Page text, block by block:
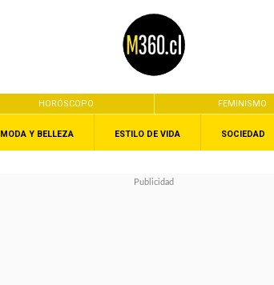
HORÓSCOPO FEMINISMO
MODA Y BELLEZA ESTILO DE VIDA SOCIEDAD